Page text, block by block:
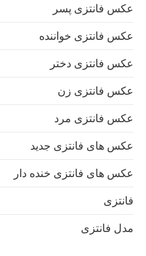
عکس فانتزی پسر
عکس فانتزی خواننده
عکس فانتزی دختر
عکس فانتزی زن
عکس فانتزی مرد
عکس های فانتزی جدید
عکس های فانتزی خنده دار
فانتزی
مدل فانتزی